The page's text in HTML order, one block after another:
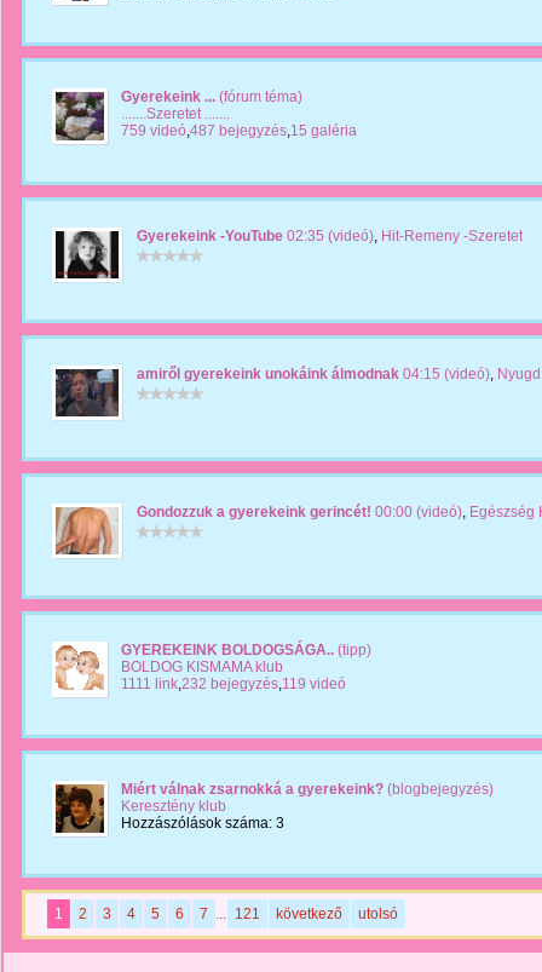
Gyerekeink ... (fórum téma)
.......Szeretet .......
759 videó,487 bejegyzés,15 galéria
Gyerekeink -YouTube 02:35 (videó), Hit-Remeny -Szeretet
amiről gyerekeink unokáink álmodnak 04:15 (videó),
Gondozzuk a gyerekeink gerincét! 00:00 (videó), Egészség
GYEREKEINK BOLDOGSÁGA.. (tipp)
BOLDOG KISMAMA klub
1111 link,232 bejegyzés,119 videó
Miért válnak zsarnokká a gyerekeink? (blogbejegyzés)
Keresztény klub
Hozzászólások száma: 3
1 2 3 4 5 6 7 ... 121 következő utolsó